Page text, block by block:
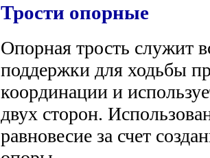
Трости опорные
Опорная трость служит
поддержки для ходьбы
координации и
двух сторон.
равновесие за счет